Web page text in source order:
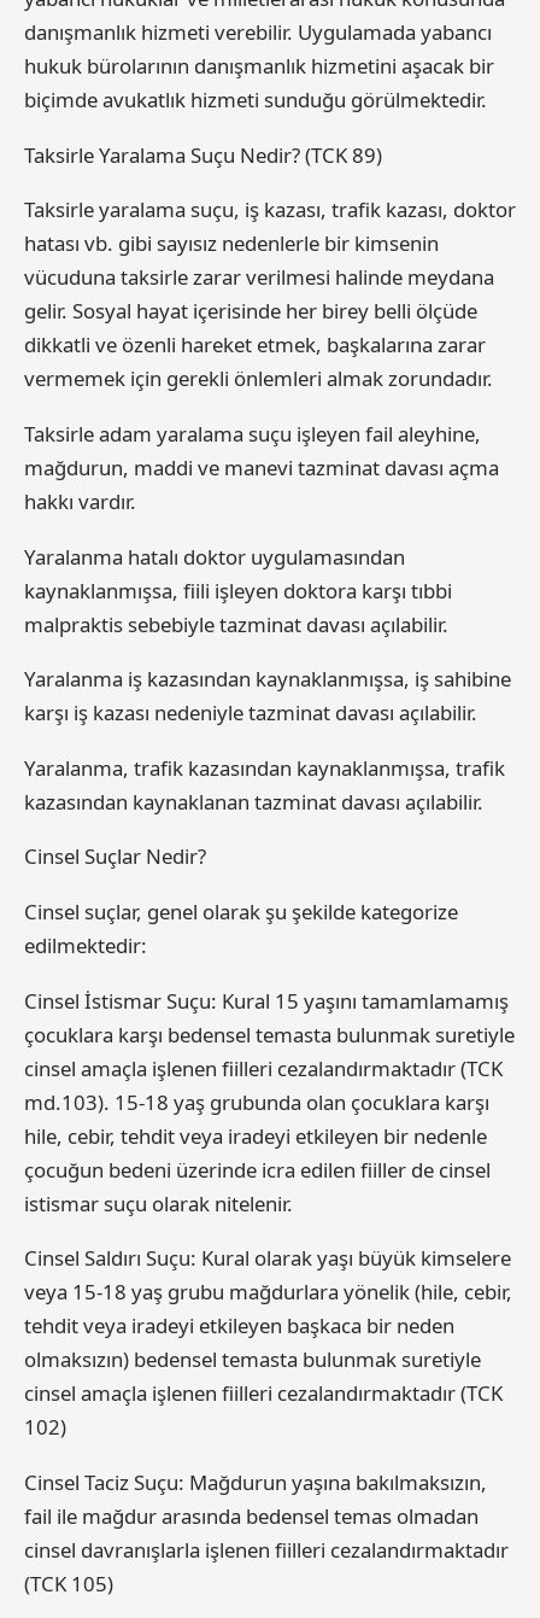
danışmanlık hizmeti verebilir. Uygulamada yabancı
hukuk bürolarının danışmanlık hizmetini aşacak bir
biçimde avukatlık hizmeti sunduğu görülmektedir.
Taksirle Yaralama Suçu Nedir? (TCK 89)
Taksirle yaralama suçu, iş kazası, trafik kazası, doktor
hatası vb. gibi sayısız nedenlerle bir kimsenin
vücuduna taksirle zarar verilmesi halinde meydana
gelir. Sosyal hayat içerisinde her birey belli ölçüde
dikkatli ve özenli hareket etmek, başkalarına zarar
vermemek için gerekli önlemleri almak zorundadır.
Taksirle adam yaralama suçu işleyen fail aleyhine,
mağdurun, maddi ve manevi tazminat davası açma
hakkı vardır.
Yaralanma hatalı doktor uygulamasından
kaynaklanmışsa, fiili işleyen doktora karşı tıbbi
malpraktis sebebiyle tazminat davası açılabilir.
Yaralanma iş kazasından kaynaklanmışsa, iş sahibine
karşı iş kazası nedeniyle tazminat davası açılabilir.
Yaralanma, trafik kazasından kaynaklanmışsa, trafik
kazasından kaynaklanan tazminat davası açılabilir.
Cinsel Suçlar Nedir?
Cinsel suçlar, genel olarak şu şekilde kategorize
edilmektedir:
Cinsel İstismar Suçu: Kural 15 yaşını tamamlamamış
çocuklara karşı bedensel temasta bulunmak suretiyle
cinsel amaçla işlenen fiilleri cezalandırmaktadır (TCK
md.103). 15-18 yaş grubunda olan çocuklara karşı
hile, cebir, tehdit veya iradeyi etkileyen bir nedenle
çocuğun bedeni üzerinde icra edilen fiiller de cinsel
istismar suçu olarak nitelenir.
Cinsel Saldırı Suçu: Kural olarak yaşı büyük kimselere
veya 15-18 yaş grubu mağdurlara yönelik (hile, cebir,
tehdit veya iradeyi etkileyen başkaca bir neden
olmaksızın) bedensel temasta bulunmak suretiyle
cinsel amaçla işlenen fiilleri cezalandırmaktadır (TCK
102)
Cinsel Taciz Suçu: Mağdurun yaşına bakılmaksızın,
fail ile mağdur arasında bedensel temas olmadan
cinsel davranışlarla işlenen fiilleri cezalandırmaktadır
(TCK 105)